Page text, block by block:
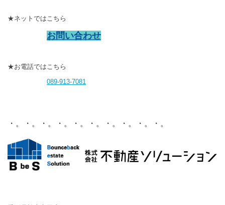
★ネットではこちら
お問い合わせ
★お電話ではこちら
089-913-7081
・。・。・。・。・。・。・。・。・。・。